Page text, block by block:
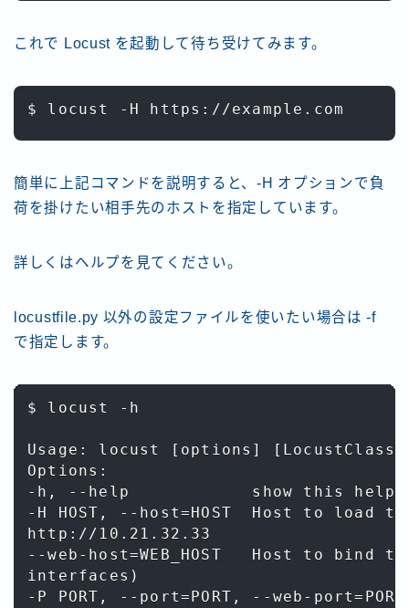
これで Locust を起動して待ち受けてみます。
$ locust -H https://example.com
簡単に上記コマンドを説明すると、-H オプションで負
荷を掛けたい相手先のホストを指定しています。
詳しくはヘルプを見てください。
locustfile.py 以外の設定ファイルを使いたい場合は -f
で指定します。
$ locust -h
Usage: locust [options]
Options:
-h, --help            show this help
-H HOST, --host=HOST  Host to
http://10.21.32.33
--web-host=WEB_HOST   Host to
interfaces)
-P PORT, --port=PORT, --web-port=PORT